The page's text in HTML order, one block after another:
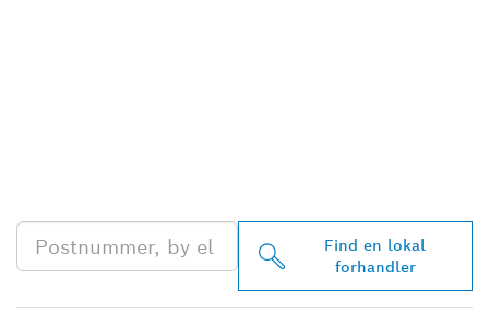
Find en lokal
forhandler